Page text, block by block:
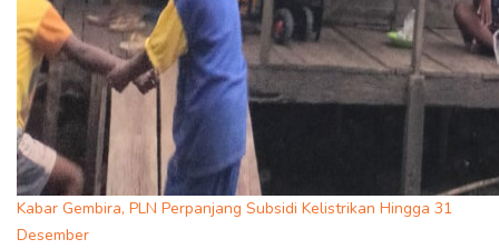
Kabar Gembira, PLN Perpanjang Subsidi Kelistrikan Hingga 31
Desember